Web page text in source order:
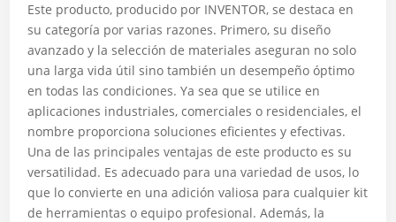
Este producto, producido por INVENTOR, se destaca en
su categoría por varias razones. Primero, su diseño
avanzado y la selección de materiales aseguran no solo
una larga vida útil sino también un desempeño óptimo
en todas las condiciones. Ya sea que se utilice en
aplicaciones industriales, comerciales o residenciales, el
nombre proporciona soluciones eficientes y efectivas.
Una de las principales ventajas de este producto es su
versatilidad. Es adecuado para una variedad de usos, lo
que lo convierte en una adición valiosa para cualquier kit
de herramientas o equipo profesional. Además, la